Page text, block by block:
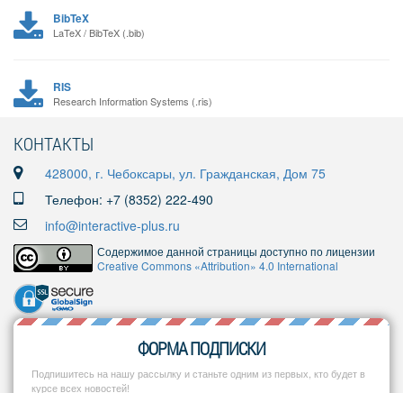
BibTeX
LaTeX / BibTeX (.bib)
RIS
Research Information Systems (.ris)
КОНТАКТЫ
428000, г. Чебоксары, ул. Гражданская, Дом 75
Телефон: +7 (8352) 222-490
info@interactive-plus.ru
Содержимое данной страницы доступно по лицензии
Creative Commons «Attribution» 4.0 International
ФОРМА ПОДПИСКИ
Подпишитесь на нашу рассылку и станьте одним из первых, кто будет в
курсе всех новостей!